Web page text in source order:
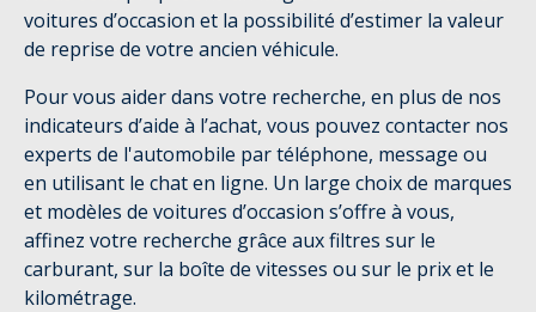
voitures d’occasion et la possibilité d’estimer la valeur
de reprise de votre ancien véhicule.
Pour vous aider dans votre recherche, en plus de nos
indicateurs d’aide à l’achat, vous pouvez contacter nos
experts de l'automobile par téléphone, message ou
en utilisant le chat en ligne. Un large choix de marques
et modèles de voitures d’occasion s’offre à vous,
affinez votre recherche grâce aux filtres sur le
carburant, sur la boîte de vitesses ou sur le prix et le
kilométrage.